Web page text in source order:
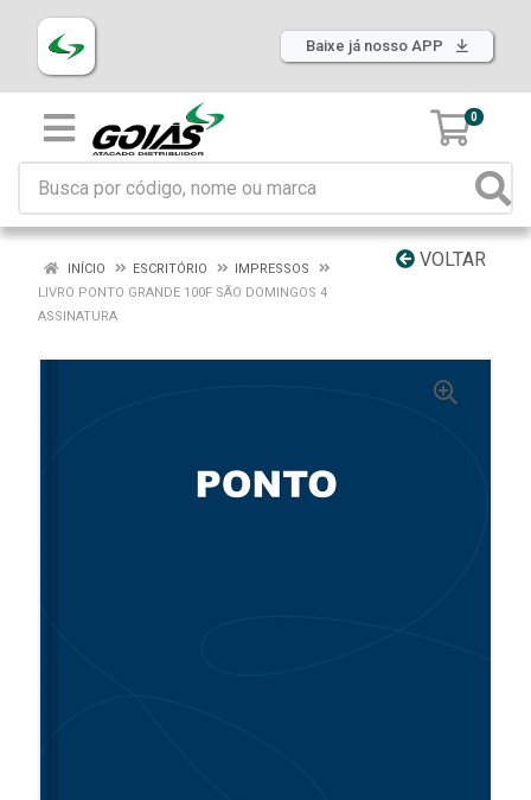
Baixe já nosso APP
0
VOLTAR
INÍCIO ESCRITÓRIO
IMPRESSOS
LIVRO PONTO GRANDE 100F SÃO DOMINGOS 4
ASSINATURA